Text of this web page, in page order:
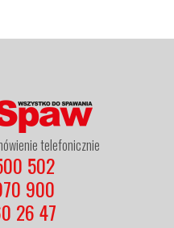
telefonicznie
502
900
26 47